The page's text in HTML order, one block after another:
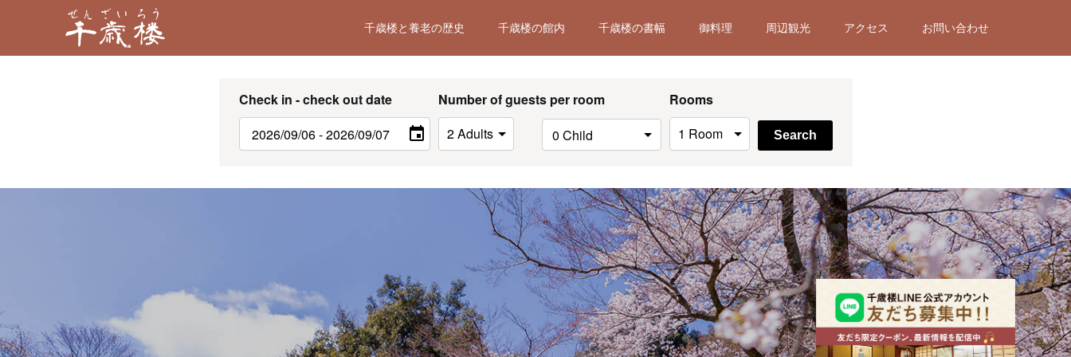
千歳楼と養老の歴史 千歳楼の館内 千歳楼の書幅 御料理 周辺観光 アクセス お問い合わせ
Check in - check out date Number of guests per room Rooms
Search